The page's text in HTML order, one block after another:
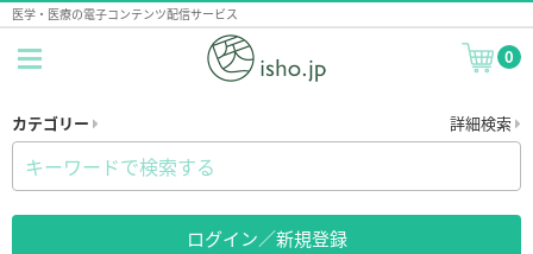
医学・医療の電子コンテンツ配信サービス
0
カテゴリー 詳細検索
ログイン／新規登録